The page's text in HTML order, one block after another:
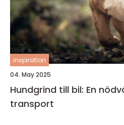
inspiration
04. May 2025
Hundgrind till bil: En
transport